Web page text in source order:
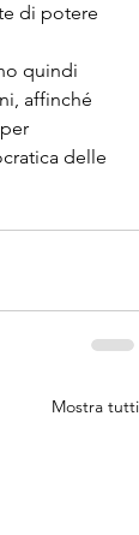
di potere
quindi
affinché
delle
Mostra tutti